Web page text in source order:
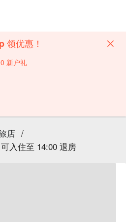
领优惠！
新户礼
店 /
入住至 14:00 退房